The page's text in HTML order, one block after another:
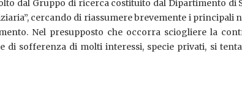
dal Gruppo di ricerca costituito dal Dipartimento di
cercando di riassumere brevemente i
Nel presupposto che occorra sciogliere la
di sofferenza di molti interessi, specie privati, si